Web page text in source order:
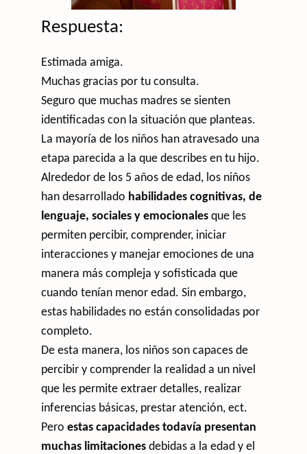
Respuesta:
Estimada amiga.
Muchas gracias por tu consulta.
Seguro que muchas madres se sienten
identificadas con la situación que planteas.
La mayoría de los niños han atravesado una
etapa parecida a la que describes en tu hijo.
Alrededor de los 5 años de edad, los niños
han desarrollado habilidades cognitivas, de
lenguaje, sociales y emocionales que les
permiten percibir, comprender, iniciar
interacciones y manejar emociones de una
manera más compleja y sofisticada que
cuando tenían menor edad. Sin embargo,
estas habilidades no están consolidadas por
completo.
De esta manera, los niños son capaces de
percibir y comprender la realidad a un nivel
que les permite extraer detalles, realizar
inferencias básicas, prestar atención, ect.
Pero estas capacidades todavía presentan
muchas limitaciones debidas a la edad y el